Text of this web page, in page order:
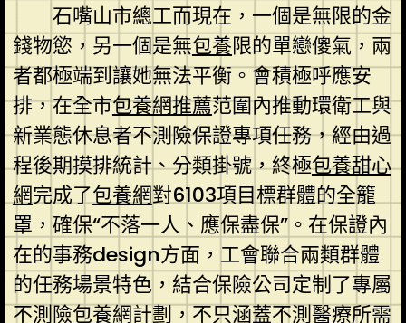
石嘴山市總工而現在，一個是無限的金
錢物慾，另一個是無包養限的單戀傻氣，兩
者都極端到讓她無法平衡。會積極呼應安
排，在全市包養網推薦范圍內推動環衛工與
新業態休息者不測險保證專項任務，經由過
程後期摸排統計、分類掛號，終極包養甜心
網完成了包養網對6103項目標群體的全籠
罩，確保“不落一人、應保盡保”。在保證內
在的事務design方面，工會聯合兩類群體
的任務場景特色，結合保險公司定制了專屬
不測險包養網計劃，不只涵蓋不測醫療所需